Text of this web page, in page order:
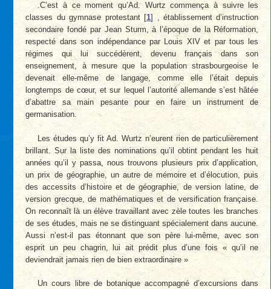
.C’est à ce moment qu’Ad. Wurtz commença à suivre les
classes du gymnase protestant[1]
, établissement d’instruction
secondaire fondé par Jean Sturm, à l’époque de la Réformation,
respecté dans son indépendance par Louis XIV et par tous les
régimes qui lui succédèrent, devenu français dans son
enseignement, à mesure que la population strasbourgeoise le
devenait elle-même de langage, comme elle l’était depuis
longtemps de cœur, et sur lequel l’autorité allemande s’est hâtée
d’abattre sa main pesante pour en faire un instrument de
germanisation.
Les études qu’y fit Ad. Wurtz n’eurent rien de particulièrement
brillant. Sur la liste des nominations qu’il obtint pendant les huit
années qu’il y passa, nous trouvons plusieurs prix d’application,
un prix de géographie, un autre de mémoire et d’élocution, puis
des accessits d’histoire et de géographie, de version latine, de
version grecque, de mathématiques et de versification française.
On reconnaît là un élève travaillant avec zèle toutes les branches
de ses études, mais ne se distinguant spécialement dans aucune.
Aussi n’est-il pas étonnant que son père lui-même, avec son
esprit un peu chagrin, lui ait prédit plus d’une fois « qu’il ne
deviendrait jamais rien de bien extraordinaire »
Un cours libre de botanique accompagné d’excursions dans